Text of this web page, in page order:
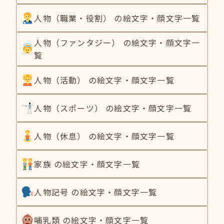
人物（職業・役割） の絵文字・顔文字一覧
人物（ファンタジー） の絵文字・顔文字一
覧
人物（活動） の絵文字・顔文字一覧
人物（スポーツ） の絵文字・顔文字一覧
人物（休息） の絵文字・顔文字一覧
家族 の絵文字・顔文字一覧
人物記号 の絵文字・顔文字一覧
哺乳類 の絵文字・顔文字一覧